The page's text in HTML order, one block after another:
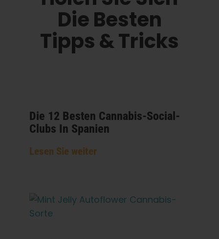
Die Besten
Tipps & Tricks
Die 12 Besten Cannabis-Social-
Clubs In Spanien
Lesen Sie weiter